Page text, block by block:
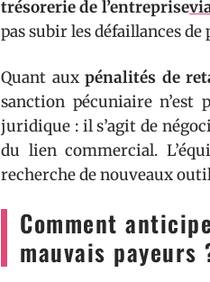
trésorerie de l’entreprise
pas subir les défaillances
Quant aux pénalités de
sanction pécuniaire n’est
juridique : il s’agit de
du lien commercial.
recherche de nouveaux
Comment
mauvais payeurs